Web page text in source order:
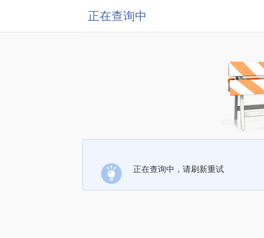
正在查询中
正在查询中，请刷新重试